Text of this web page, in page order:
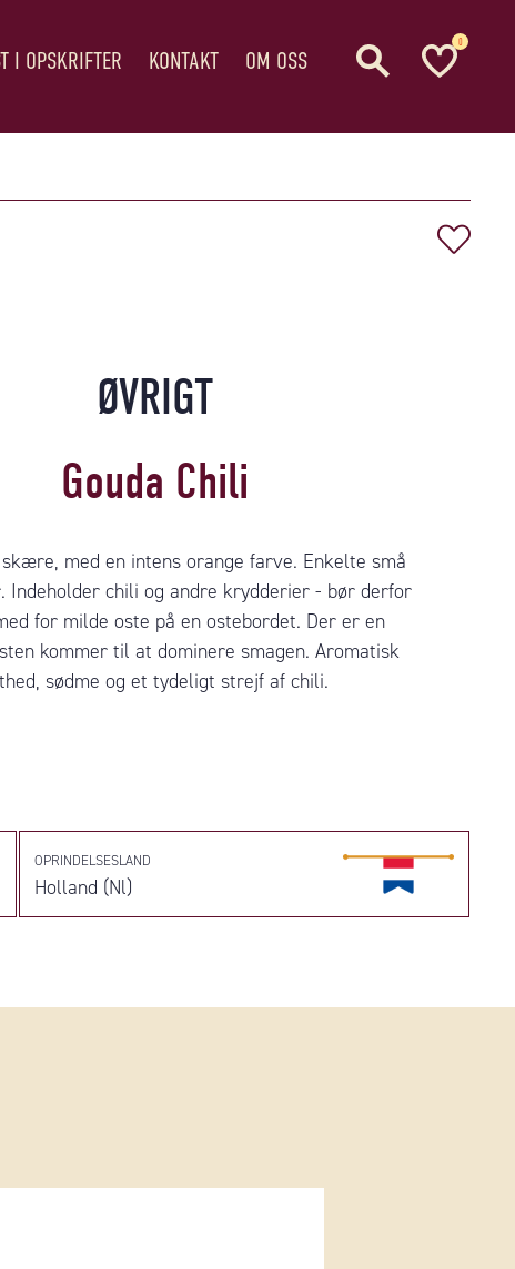
I OPSKRIFTER KONTAKT OM OSS
0
ØVRIGT
Gouda Chili
med en intens orange farve. Enkelte små
Indeholder chili og andre krydderier - bør derfor
for milde oste på en ostebordet. Der er en
kommer til at dominere smagen. Aromatisk
sødme og et tydeligt strejf af chili.
OPRINDELSESLAND
Holland (Nl)